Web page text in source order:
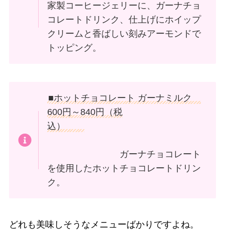
家製コーヒージェリーに、ガーナチョ
コレートドリンク、仕上げにホイップ
クリームと香ばしい刻みアーモンドで
トッピング。
■ホットチョコレート ガーナミルク
600円～840円（税
込）
ガーナチョコレート
を使用したホットチョコレートドリン
ク。
どれも美味しそうなメニューばかりですよね。